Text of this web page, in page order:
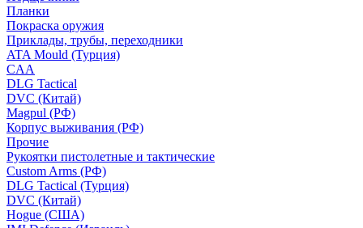
Планки
Покраска оружия
Приклады, трубы, переходники
ATA Mould (Турция)
CAA
DLG Tactical
DVC (Китай)
Magpul (РФ)
Корпус выживания (РФ)
Прочие
Рукоятки пистолетные и тактические
Custom Arms (РФ)
DLG Tactical (Турция)
DVC (Китай)
Hogue (США)